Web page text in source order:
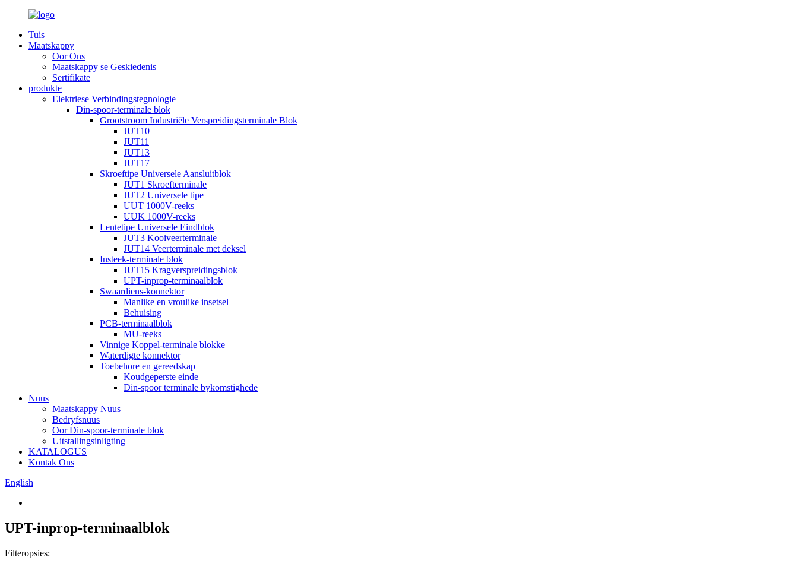
Tuis
Maatskappy
Oor Ons
Maatskappy se Geskiedenis
Sertifikate
produkte
Elektriese Verbindingstegnologie
Din-spoor-terminale blok
Grootstroom Industriële Verspreidingsterminale Blok
JUT10
JUT11
JUT13
JUT17
Skroeftipe Universele Aansluitblok
JUT1 Skroefterminale
JUT2 Universele tipe
UUT 1000V-reeks
UUK 1000V-reeks
Lentetipe Universele Eindblok
JUT3 Kooiveerterminale
JUT14 Veerterminale met deksel
Insteek-terminale blok
JUT15 Kragverspreidingsblok
UPT-inprop-terminaalblok
Swaardiens-konnektor
Manlike en vroulike insetsel
Behuising
PCB-terminaalblok
MU-reeks
Vinnige Koppel-terminale blokke
Waterdigte konnektor
Toebehore en gereedskap
Koudgeperste einde
Din-spoor terminale bykomstighede
Nuus
Maatskappy Nuus
Bedryfsnuus
Oor Din-spoor-terminale blok
Uitstallingsinligting
KATALOGUS
Kontak Ons
English
UPT-inprop-terminaalblok
Filteropsies: